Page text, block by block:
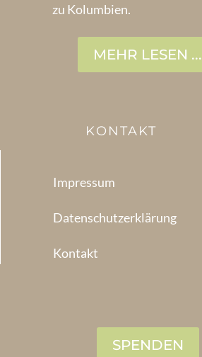
zu Kolumbien.
MEHR LESEN ...
KONTAKT
Impressum
Datenschutzerklärung
Kontakt
SPENDEN